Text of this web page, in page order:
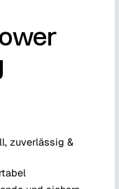
zuverlässig &